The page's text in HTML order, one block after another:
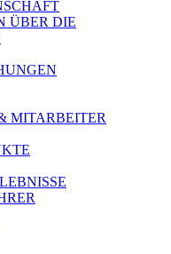
ÜBER DIE
MITARBEITER